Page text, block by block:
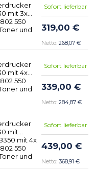
mit 3x
550
und
Sofort lieferbar
319,00 €
268,07 €
mit 4x
550
und
Sofort lieferbar
339,00 €
284,87 €
mit
mit 4x
550
und
Sofort lieferbar
439,00 €
368,91 €